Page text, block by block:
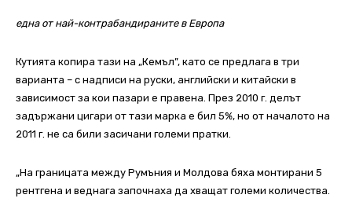
една от най-контрабандираните в Европа
Кутията копира тази на „Кемъл”, като се предлага в три
варианта – с надписи на руски, английски и китайски в
зависимост за кои пазари е правена. През 2010 г. делът
задържани цигари от тази марка е бил 5%, но от началото на
2011 г. не са били засичани големи пратки.
„На границата между Румъния и Молдова бяха монтирани 5
рентгена и веднага започнаха да хващат големи количества.